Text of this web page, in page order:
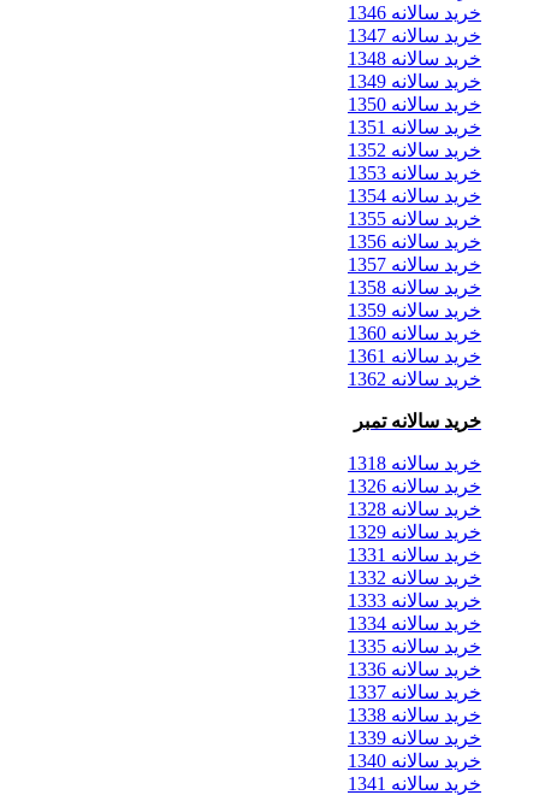
خرید سالانه 1346
خرید سالانه 1347
خرید سالانه 1348
خرید سالانه 1349
خرید سالانه 1350
خرید سالانه 1351
خرید سالانه 1352
خرید سالانه 1353
خرید سالانه 1354
خرید سالانه 1355
خرید سالانه 1356
خرید سالانه 1357
خرید سالانه 1358
خرید سالانه 1359
خرید سالانه 1360
خرید سالانه 1361
خرید سالانه 1362
خرید سالانه تمبر
خرید سالانه 1318
خرید سالانه 1326
خرید سالانه 1328
خرید سالانه 1329
خرید سالانه 1331
خرید سالانه 1332
خرید سالانه 1333
خرید سالانه 1334
خرید سالانه 1335
خرید سالانه 1336
خرید سالانه 1337
خرید سالانه 1338
خرید سالانه 1339
خرید سالانه 1340
خرید سالانه 1341